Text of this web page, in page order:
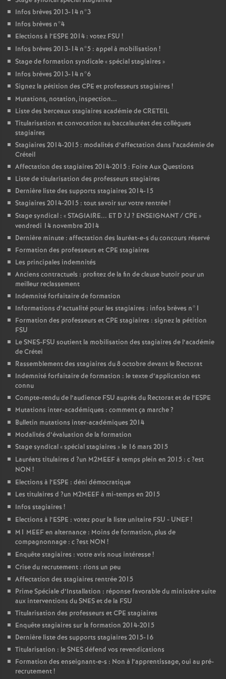
Infos brèves 2013-14 n°3
Infos brèves n°4
Elections à l’ESPE 2014 : votez FSU !
Infos brèves 2013-14 n°5 : appel à mobilisation !
Stage de formation syndicale «spécial stagiaires »
Infos brèves 2013-14 n°6
Signez la pétition des CPE et professeurs stagiaires !
Mutations, notation, inspection...
Liste des berceaux stagiaires académie deCRETEIL
Titularisation et convocation au baccalauréat des collègues
stagiaires
Stagiaires 2014-2015 : modalités d’affectation dans l’académie de
Créteil
Affectation des stagiaires 2014-2015 : Foire Aux Questions
Liste de titularisation des professeurs stagiaires
Dernière liste des supports stagiaires 2014-15
Stagiaires 2014-2015 : tout savoir sur votre rentrée!
Stage syndical : «STAGIAIRE... ET D ?J ? ENSEIGNANT/CPE »
vendredi 14 novembre 2014
Dernière minute : affectation des lauréat-e-s du concours réservé
Formation des professeurs etCPE stagiaires
Les principales indemnités
Anciens contractuels : profitez de la fin de clause butoir pour un
meilleur reclassement
Indemnité forfaitaire de formation
Informations d’actualité pour les stagiaires : infos brèves n°1
Formation des professeurs etCPE stagiaires : signez la pétition
FSU
LeSNES-FSU soutient la mobilisation des stagiaires de l’académie
de Crétei
Rassemblement des stagiaires du 8 octobre devant le Rectorat
Indemnité forfaitaire de formation : le texte d’application est
connu
Compte-rendu de l’audience FSU auprès du Rectorat et de l’ESPE
Mutations inter-académiques : comment ça marche?
Bulletin mutations inter-académiques 2014
Modalités d’évaluation de la formation
Stage syndical «spécial stagiaires » le 16 mars 2015
Lauréats titulaires d ?un M2MEEFà temps plein en 2015 : c?est
NON !
Elections à l’ESPE : déni démocratique
Les titulaires d ?un M2MEEFà mi-temps en 2015
Infos stagiaires !
Elections à l’ESPE : votez pour la liste unitaire FSU - UNEF!
M1 MEEFen alternance : Moins de formation, plus de
compagnonnage : c?est NON !
Enquête stagiaires : votre avis nous intéresse!
Crise du recrutement : rions un peu
Affectation des stagiaires rentrée 2015
Prime Spéciale d’Installation : réponse favorable du ministère suite
aux interventions duSNESet de la FSU
Titularisation des professeurs etCPE stagiaires
Enquête stagiaires sur la formation 2014-2015
Dernière liste des supports stagiaires 2015-16
Titularisation : leSNESdéfend vos revendications
Formation des enseignant-e-s : Non à l’apprentissage, oui au pré-
recrutement!